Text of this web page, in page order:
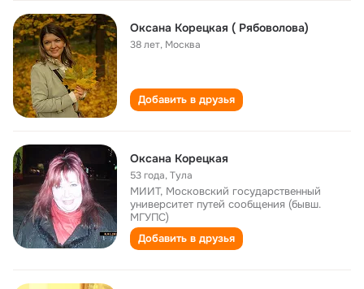
Оксана Корецкая ( Рябоволова)
38 лет, Москва
Добавить в друзья
Оксана Корецкая
53 года,Тула
МИИТ, Московский государственный
университет путей сообщения (бывш.
МГУПС)
Добавить в друзья